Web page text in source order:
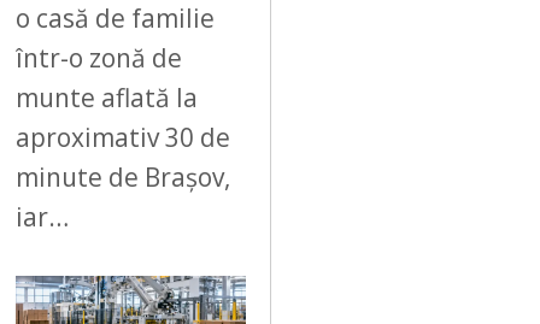
o casă de familie
într-o zonă de
munte aflată la
aproximativ 30 de
minute de Brașov,
iar…